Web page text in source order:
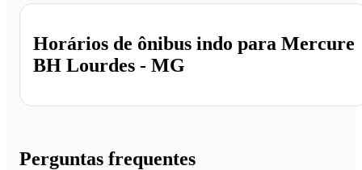
Horários de ônibus indo para Mercure
BH Lourdes - MG
Perguntas frequentes